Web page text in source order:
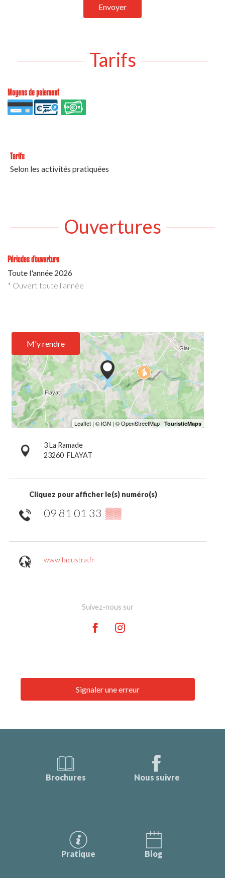
Envoyer
Tarifs
Moyens de paiement
Tarifs
Selon les activités pratiquées
Ouvertures
Périodes d'ouverture
Toute l'année 2026
* Ouvert toute l'année
M'y rendre
3 La Ramade
23260 FLAYAT
Cliquez pour afficher le(s) numéro(s)
09 81 01 33 ▒▒
www.lacustra.fr
Suivez-nous sur
Signaler une erreur
Brochures Nous suivre
Pratique Blog